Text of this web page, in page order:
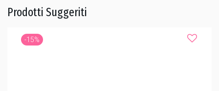
Prodotti Suggeriti
-15%